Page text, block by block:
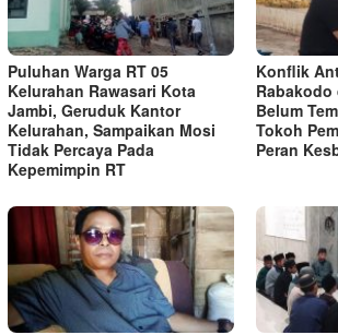
Puluhan Warga RT 05
Kelurahan Rawasari Kota
Jambi, Geruduk Kantor
Kelurahan, Sampaikan Mosi
Tidak Percaya Pada
Kepemimpin RT
Konflik
Rabakodo
Belum
Tokoh
Peran